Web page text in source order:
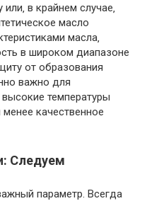
в крайнем случае‚
масло
масла‚
в широком диапазоне
от образования
важно для
высокие температуры
качественное
Следуем
параметр. Всегда